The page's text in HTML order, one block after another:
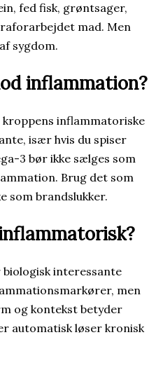
fed fisk, grøntsager,
mad. Men
sygdom.
inflammation?
inflammatoriske
især hvis du spiser
3 bør ikke sælges som
Brug det som
som brandslukker.
interessante
men
og kontekst betyder
automatisk løser kronisk